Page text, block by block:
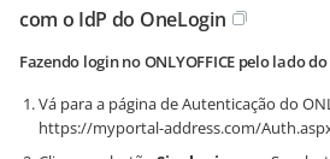
com o IdP do OneLogin
Fazendo login no ONLYOFFICE pelo lado do
Vá para a página de Autenticação do
https://myportal-address.com/